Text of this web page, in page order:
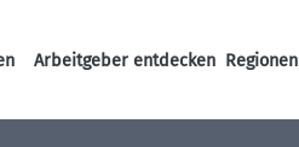
Haupt-Navigation
Arbeitgeber entdecken Regionen